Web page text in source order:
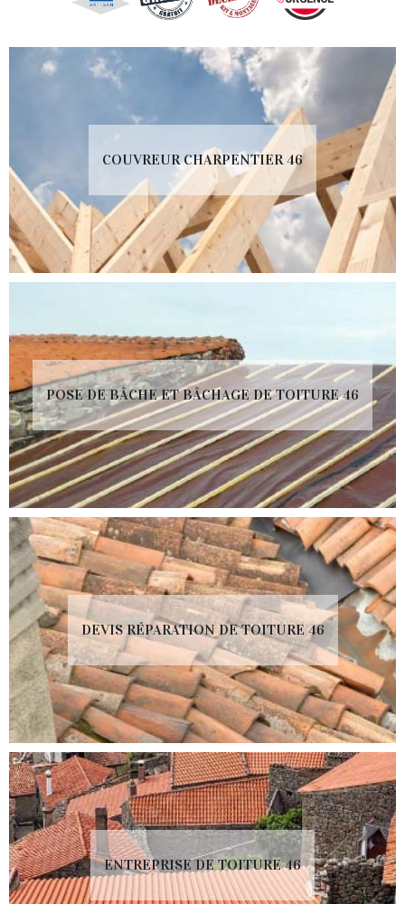
COUVREUR CHARPENTIER 46
POSE DE BÂCHE ET BÂCHAGE DE TOITURE 46
DEVIS RÉPARATION DE TOITURE 46
ENTREPRISE DE TOITURE 46